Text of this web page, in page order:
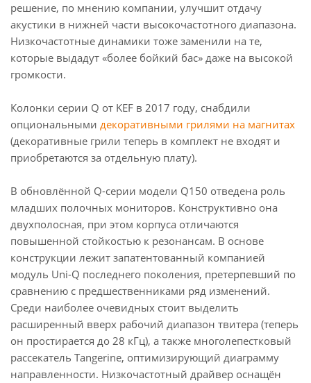
решение, по мнению компании, улучшит отдачу
акустики в нижней части высокочастотного диапазона.
Низкочастотные динамики тоже заменили на те,
которые выдадут «более бойкий бас» даже на высокой
громкости.
Колонки серии Q от KEF в 2017 году, снабдили
опциональными декоративными грилями на магнитах
(декоративные грили теперь в комплект не входят и
приобретаются за отдельную плату).
В обновлённой Q-серии модели Q150 отведена роль
младших полочных мониторов. Конструктивно она
двухполосная, при этом корпуса отличаются
повышенной стойкостью к резонансам. В основе
конструкции лежит запатентованный компанией
модуль Uni-Q последнего поколения, претерпевший по
сравнению с предшественниками ряд изменений.
Среди наиболее очевидных стоит выделить
расширенный вверх рабочий диапазон твитера (теперь
он простирается до 28 кГц), а также многолепестковый
рассекатель Tangerine, оптимизирующий диаграмму
направленности. Низкочастотный драйвер оснащён